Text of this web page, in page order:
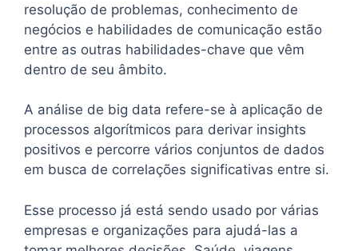
resolução de problemas, conhecimento de
negócios e habilidades de comunicação estão
entre as outras habilidades-chave que vêm
dentro de seu âmbito.
A análise de big data refere-se à aplicação de
processos algorítmicos para derivar insights
positivos e percorre vários conjuntos de dados
em busca de correlações significativas entre si.
Esse processo já está sendo usado por várias
empresas e organizações para ajudá-las a